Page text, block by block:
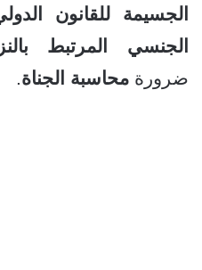
الجسيمة للقانون
الجنسي المرتبط
ضرورة محاسبة الجناة